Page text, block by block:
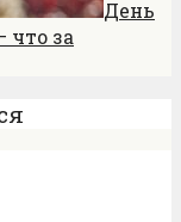
День
что за